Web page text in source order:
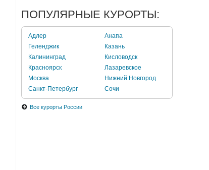
ПОПУЛЯРНЫЕ КУРОРТЫ:
Адлер
Анапа
Геленджик
Казань
Калининград
Кисловодск
Красноярск
Лазаревское
Москва
Нижний Новгород
Санкт-Петербург
Сочи
Все курорты России